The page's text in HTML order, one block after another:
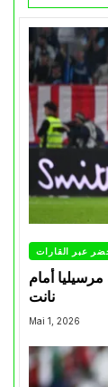
عبر القارات
أمام
نانت
Mai 1, 2026